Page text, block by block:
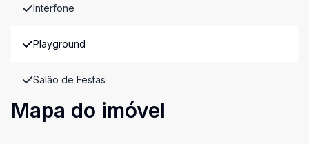
Interfone
Playground
Salão de Festas
Mapa do imóvel